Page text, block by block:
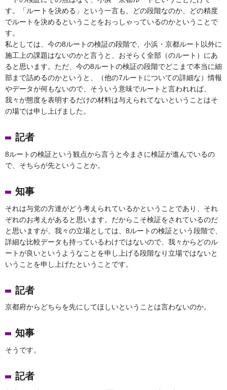
す。「ルートを決める」という一言も、どの段階なのか、どの精度
でルートを決めるということをおっしゃっているのかということで
す。
私としては、今の8ルートの検証の段階で、小浜・京都ルート以外に
施工上の課題はないのかと言うと、おそらく全部（のルート）にあ
ると思います。ただ、今の8ルートの検証の段階でどこまで本当に細
部まで詰めるのかというと、（他の7ルートについての詳細な）情報
やデータが何もないので、そういう意味でルートと言われれば、
我々が態度を表明するだけの材料は与えられてないということはそ
の場では申し上げました。
記者
8ルートの検証という観点から言うと今まさに検証が進んでいるの
で、そちらが先ということか。
知事
それは与党の方達がどう考えられているかということであり、それ
ぞれのお考えがあると思います。だからこそ検証をされているのだ
と思いますが、我々の立場としては、8ルートの検証という段階で、
詳細な比較データも持っているわけではないので、我々からどのル
ートが良いというようなことを申し上げる段階なり立場ではないと
いうことを申し上げたということです。
記者
京都府からどちらを先にしてほしいということは言わないのか。
知事
そうです。
記者